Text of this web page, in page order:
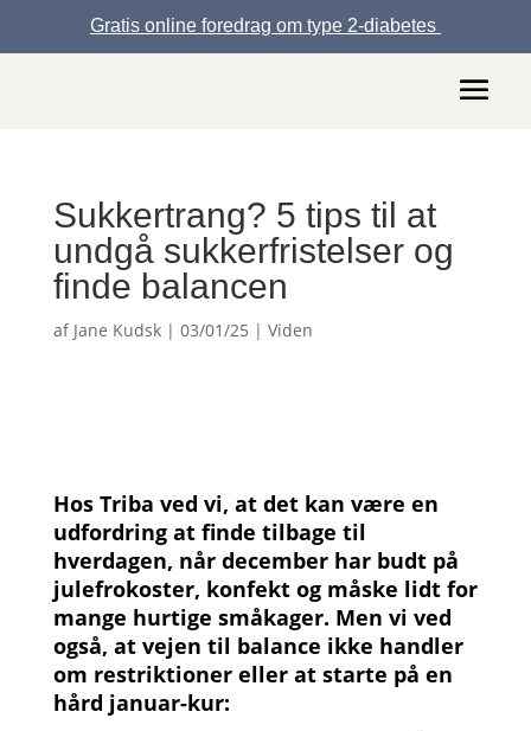
Gratis online foredrag om type 2-diabetes
Sukkertrang? 5 tips til at
undgå sukkerfristelser og
finde balancen
af Jane Kudsk| 03/01/25 | Viden
Hos Triba ved vi, at det kan være en
udfordring at finde tilbage til
hverdagen, når december har budt på
julefrokoster, konfekt og måske lidt for
mange hurtige småkager. Men vi ved
også, at vejen til balance ikke handler
om restriktioner eller at starte på en
hård januar-kur: